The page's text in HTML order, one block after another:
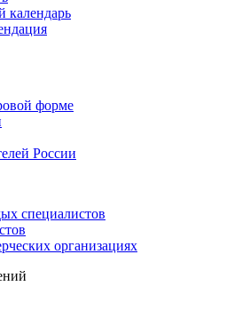
календарь
форме
России
специалистов
организациях